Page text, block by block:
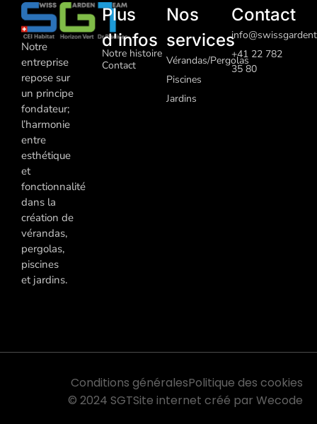
Notre
entreprise
repose sur
un principe
fondateur;
l’harmonie
entre
esthétique
et
fonctionnalité
dans la
création de
vérandas,
pergolas,
piscines
et jardins.
Plus
d'infos
Notre histoire
Contact
Nos
services
Vérandas/Pergolas
Piscines
Jardins
Contact
+41 22 782
35 80
Conditions généralesPolitique des cookies
© 2024 SGTSite internet créé par Wecode